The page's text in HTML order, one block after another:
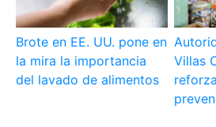
Brote en EE. UU. pone en
la mira la importancia
del lavado de alimentos
Villas